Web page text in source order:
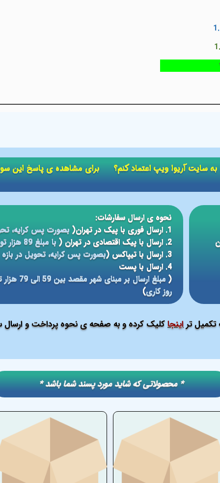
تکمیل تراینجاکلیک کرده و به صفحه ی نحوه پرداخت و ارسال
نحوه ی ارسال سفارشات:
1. ارسال فوری با پیک در تهران(
بصورت پس کرایه،
2. ارسال با پیک اقتصادی در تهران (
با مبلغ 89 هزار تومان، تحویل در بازه ی زمانی 5 الی 24 ساعته
3. ارسال با تیپاکس (
بصورت پس کرایه، تحویل در بازه ی 12 الی 48
4. ارسال با پست
(
روز کاری)
به سایت آریوا ویپ اعتماد کنم؟ برای مشاهده ی پاسخ این
​​* محصولاتی که شاید مورد پسند شما باشد *